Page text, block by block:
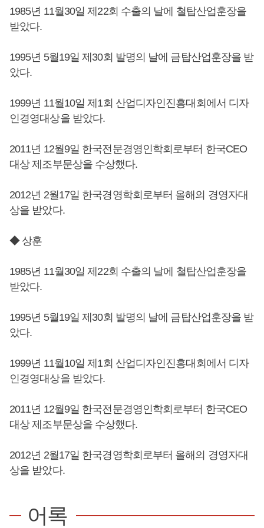
1985년 11월30일 제22회 수출의 날에 철탑산업훈장을
받았다.
1995년 5월19일 제30회 발명의 날에 금탑산업훈장을 받
았다.
1999년 11월10일 제1회 산업디자인진흥대회에서 디자
인경영대상을 받았다.
2011년 12월9일 한국전문경영인학회로부터 한국CEO
대상 제조부문상을 수상했다.
2012년 2월17일 한국경영학회로부터 올해의 경영자대
상을 받았다.
◆ 상훈
1985년 11월30일 제22회 수출의 날에 철탑산업훈장을
받았다.
1995년 5월19일 제30회 발명의 날에 금탑산업훈장을 받
았다.
1999년 11월10일 제1회 산업디자인진흥대회에서 디자
인경영대상을 받았다.
2011년 12월9일 한국전문경영인학회로부터 한국CEO
대상 제조부문상을 수상했다.
2012년 2월17일 한국경영학회로부터 올해의 경영자대
상을 받았다.
어록